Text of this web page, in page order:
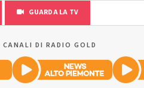
GUARDA LA TV
DI RADIO GOLD